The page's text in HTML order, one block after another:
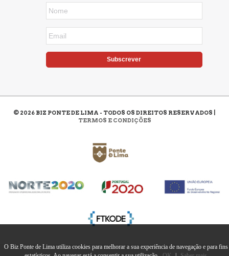
Subscrever
© 2026 BIZ PONTE DE LIMA - TODOS OS DIREITOS RESERVADOS |
TERMOS E CONDIÇÕES
O Biz Ponte de Lima utiliza cookies para melhorar a sua experiência de navegação e para fins